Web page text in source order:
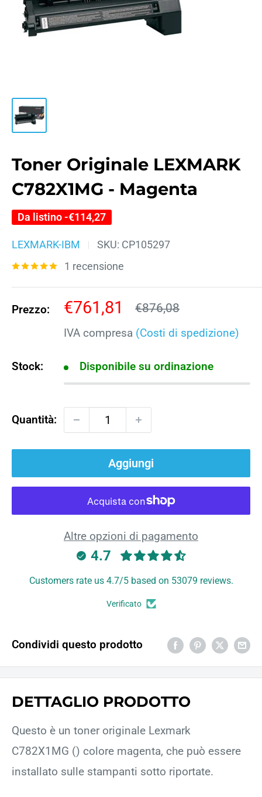
Toner Originale LEXMARK
C782X1MG - Magenta
Da listino -€114,27
LEXMARK-IBM SKU: CP105297
1 recensione
Prezzo:
Prezzo
scontato
€761,81 Prezzo
€876,08
IVA compresa (Costi di spedizione)
Stock: Disponibile su ordinazione
Quantità:
Aggiungi
Altre opzioni di pagamento
4.7
Customers rate us 4.7/5 based on 53079 reviews.
Verificato
Condividi questo prodotto
DETTAGLIO PRODOTTO
Questo è un toner originale Lexmark
C782X1MG () colore magenta, che può essere
installato sulle stampanti sotto riportate.